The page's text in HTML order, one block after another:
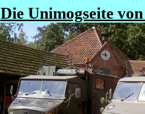
Die Unimogseite